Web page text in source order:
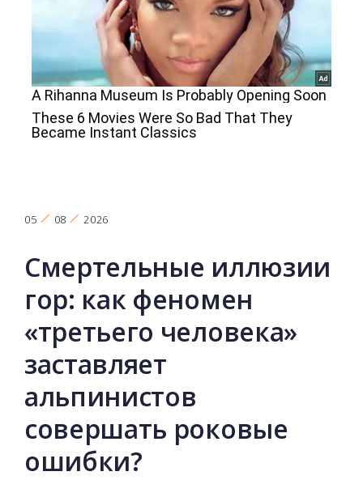
05 08 2026
Смертельные иллюзии
гор: как феномен
«третьего человека»
заставляет
альпинистов
совершать роковые
ошибки?